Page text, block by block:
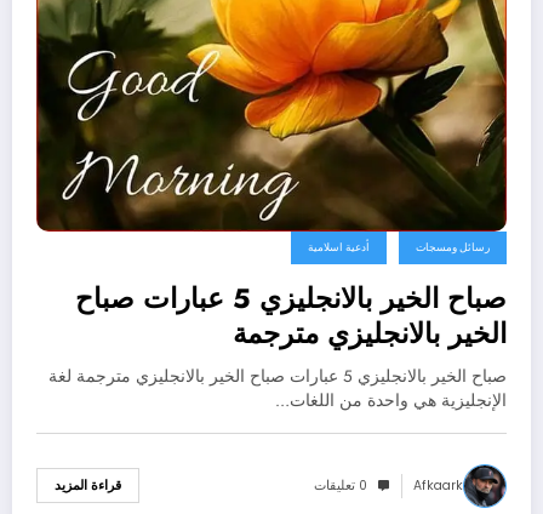
رسائل ومسجات أدعية اسلامية
صباح الخير بالانجليزي 5 عبارات صباح
الخير بالانجليزي مترجمة
صباح الخير بالانجليزي 5 عبارات صباح الخير بالانجليزي مترجمة لغة
الإنجليزية هي واحدة من اللغات…
Afkaark 0 تعليقات قراءة المزيد